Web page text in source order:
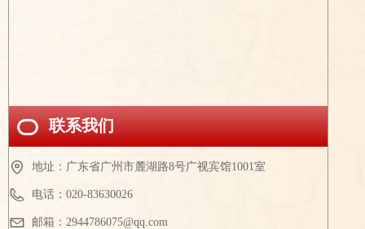
联系我们
地址： 广东省广州市麓湖路8号广视宾馆1001室
电话： 020-83630026
邮箱： 2944786075@qq.com